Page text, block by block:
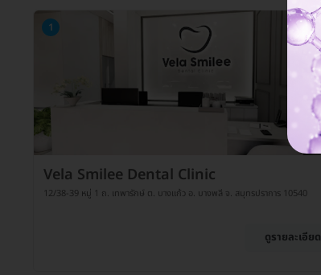
1
Vela Smilee Dental Clinic
12/38-39 หมู่ 1 ถ. เทพารักษ์ ต. บางเเก้ว อ. บางพลี จ. สมุทรปราการ 10540
ดูรายละเอียด